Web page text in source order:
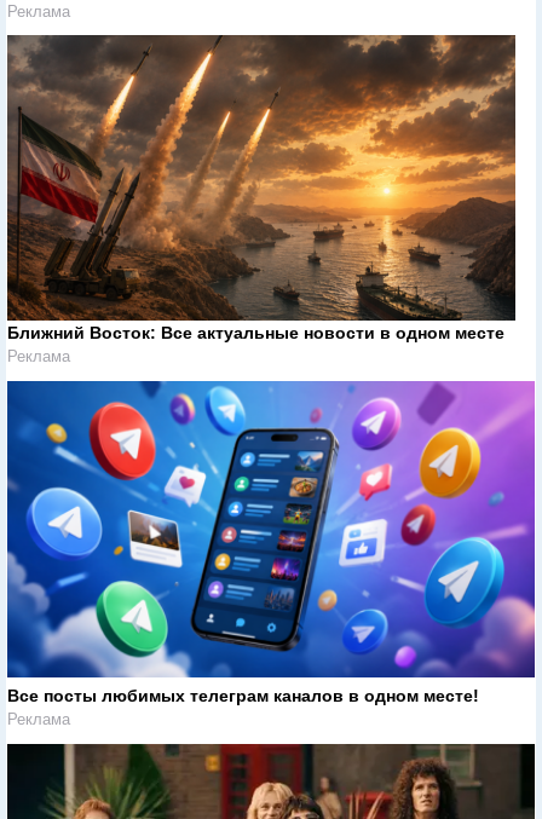
Реклама
Ближний Восток: Все актуальные новости в одном месте
Реклама
Все посты любимых телеграм каналов в одном месте!
Реклама